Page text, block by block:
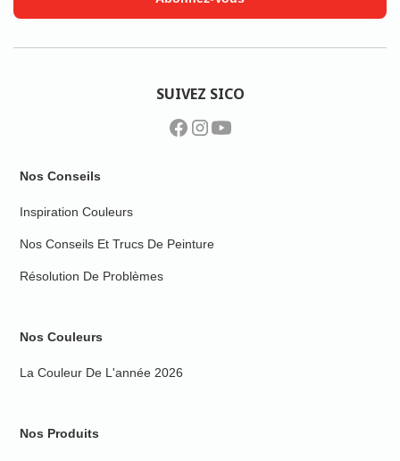
SUIVEZ SICO
Nos Conseils
Inspiration Couleurs
Nos Conseils Et Trucs De Peinture
Résolution De Problèmes
Nos Couleurs
La Couleur De L'année 2026
Nos Produits